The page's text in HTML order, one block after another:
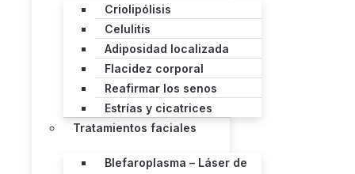
Criolipólisis
Celulitis
Adiposidad localizada
Flacidez corporal
Reafirmar los senos
Estrías y cicatrices
Tratamientos faciales
Blefaroplasma – Láser de